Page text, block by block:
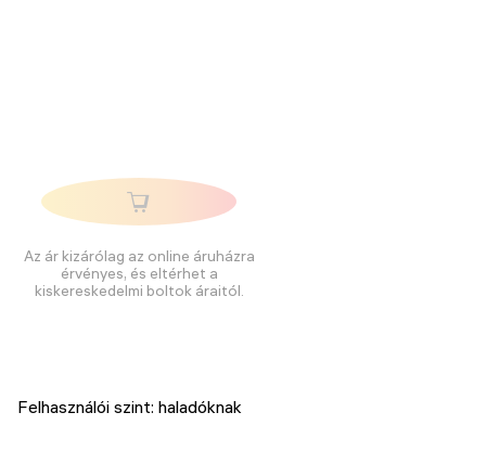
Az ár kizárólag az online áruházra
érvényes, és eltérhet a
kiskereskedelmi boltok áraitól.
Felhasználói szint: haladóknak